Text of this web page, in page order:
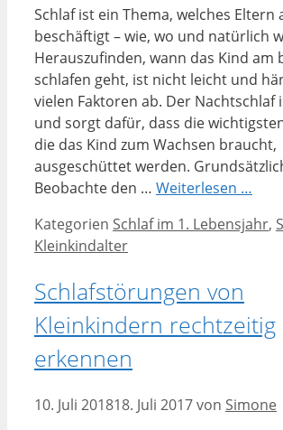
Schlaf ist ein Thema, welches Eltern
beschäftigt – wie, wo und natürlich
Herauszufinden, wann das Kind am
schlafen geht, ist nicht leicht und
vielen Faktoren ab. Der Nachtschlaf
und sorgt dafür, dass die
die das Kind zum Wachsen braucht,
ausgeschüttet werden.
Beobachte den … Weiterlesen …
Kategorien Schlaf im 1. Lebensjahr,
Kleinkindalter
Schlafstörungen von
Kleinkindern rechtzeitig
erkennen
10. Juli 201818. Juli 2017von Simone